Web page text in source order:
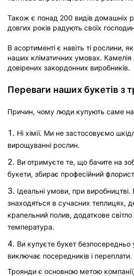
Також є понад 200 видів домашніх
довгих років радують своїх
В асортименті є навіть ті рослини,
наших кліматичних умовах. Камелія
довірених закордонних виробників.
Переваги наших букетів з
Причин, чому люди купують саме
Ні хімії. Ми не застосовуємо
вирощуванні рослин.
Ви отримуєте те, що бачите на
букети, збирає професійний
Ідеальні умови, при виробництві.
знаходяться в сучасних теплицях,
крапельний полив, додаткове світло
температура.
Ви купуєте букет
виключає посередників і переплати.
Троянди є основною метою